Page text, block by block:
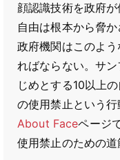
顔認識技術を政府
自由は根本から脅
政府機関はこのよ
ればならない。サ
じめとする10以上
の使用禁止という
About Faceページ
使用禁止のための道